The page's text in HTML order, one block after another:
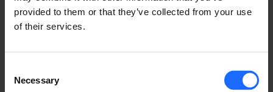
provided to them or that they’ve collected from your use
of their services.
Selection
Necessary
typesetting
industry